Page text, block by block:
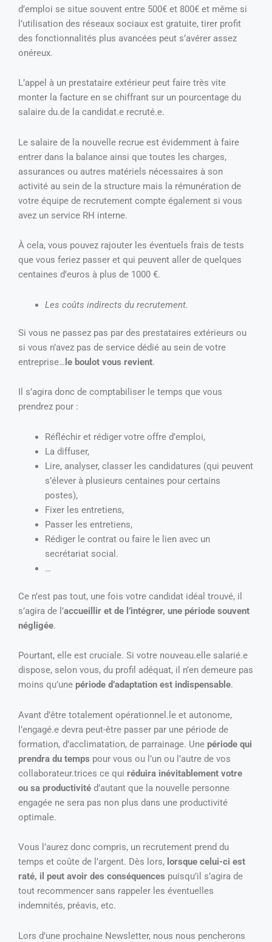
d’emploi se situe souvent entre 500€ et 800€ et même si
l’utilisation des réseaux sociaux est gratuite, tirer profit
des fonctionnalités plus avancées peut s’avérer assez
onéreux.
L’appel à un prestataire extérieur peut faire très vite
monter la facture en se chiffrant sur un pourcentage du
salaire du.de la candidat.e recruté.e.
Le salaire de la nouvelle recrue est évidemment à faire
entrer dans la balance ainsi que toutes les charges,
assurances ou autres matériels nécessaires à son
activité au sein de la structure mais la rémunération de
votre équipe de recrutement compte également si vous
avez un service RH interne.
À cela, vous pouvez rajouter les éventuels frais de tests
que vous feriez passer et qui peuvent aller de quelques
centaines d’euros à plus de 1000 €.
Les coûts indirects du recrutement.
Si vous ne passez pas par des prestataires extérieurs ou
si vous n’avez pas de service dédié au sein de votre
entreprise… le boulot vous revient.
Il s’agira donc de comptabiliser le temps que vous
prendrez pour :
Réfléchir et rédiger votre offre d’emploi,
La diffuser,
Lire, analyser, classer les candidatures (qui peuvent
s’élever à plusieurs centaines pour certains
postes),
Fixer les entretiens,
Passer les entretiens,
Rédiger le contrat ou faire le lien avec un
secrétariat social.
…
Ce n’est pas tout, une fois votre candidat idéal trouvé, il
s’agira de l’accueillir et de l’intégrer, une période souvent
négligée.
Pourtant, elle est cruciale. Si votre nouveau.elle salarié.e
dispose, selon vous, du profil adéquat, il n’en demeure pas
moins qu’une période d’adaptation est indispensable.
Avant d’être totalement opérationnel.le et autonome,
l’engagé.e devra peut-être passer par une période de
formation, d’acclimatation, de parrainage. Une période qui
prendra du temps pour vous ou l’un ou l’autre de vos
collaborateur.trices ce qui réduira inévitablement votre
ou sa productivité d’autant que la nouvelle personne
engagée ne sera pas non plus dans une productivité
optimale.
Vous l’aurez donc compris, un recrutement prend du
temps et coûte de l’argent. Dès lors, lorsque celui-ci est
raté, il peut avoir des conséquences puisqu’il s’agira de
tout recommencer sans rappeler les éventuelles
indemnités, préavis, etc.
Lors d’une prochaine Newsletter, nous nous pencherons